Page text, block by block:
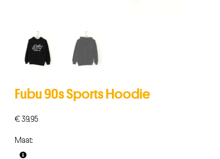
Fubu 90s Sports Hoodie
€39,95
Maat: